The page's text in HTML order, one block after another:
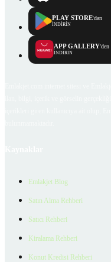
PLAY STORE'dan
İNDİRİN
APP GALLERY'den
İNDİRİN
Emlakjet Blog
Satın Alma Rehberi
Satıcı Rehberi
Kiralama Rehberi
Konut Kredisi Rehberi